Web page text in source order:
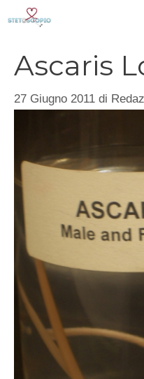
Ascaris
27 Giugno 2011 di